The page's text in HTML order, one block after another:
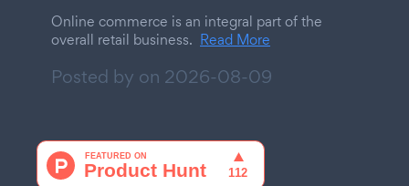
Online commerce is an integral part of the
overall retail business. Read More
Posted by on 2026-08-09